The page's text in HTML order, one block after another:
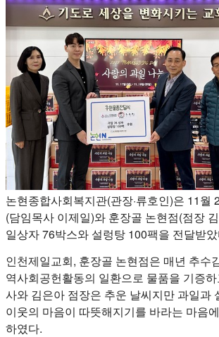
논현종합사회복지관(관장·류호인)은 11월
(담임목사 이제일)와 훈장골 논현점(점장
일상자 76박스와 설렁탕 100팩을 전달받
인천제일교회, 훈장골 논현점은 매년 추수
역사회공헌활동의 일환으로 물품을 기증
사와 김은아 점장은 추운 날씨지만 과일과
이웃의 마음이 따뜻해지기를 바라는 마음
하였다.